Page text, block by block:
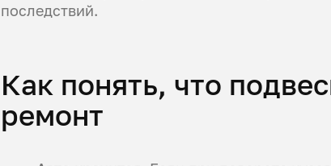
последствий.
Как понять, что
ремонт